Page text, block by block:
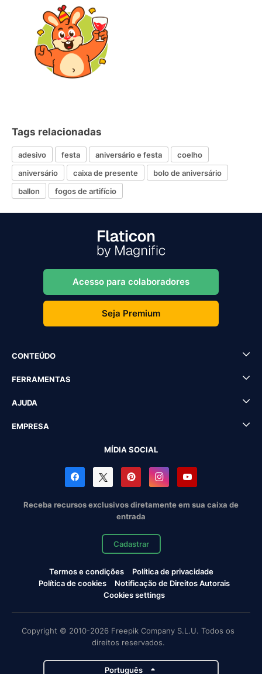
Tags relacionadas
adesivo festa aniversário e festa
coelho
aniversário
caixa de presente
bolo de aniversário
ballon
fogos de artifício
Acesso para colaboradores
Seja Premium
CONTEÚDO
FERRAMENTAS
AJUDA
EMPRESA
MÍDIA SOCIAL
Receba recursos exclusivos diretamente em sua caixa de
entrada
Cadastrar
Termos e condições
Política de privacidade
Política de cookies
Notificação de Direitos Autorais
Cookies settings
Copyright © 2010-2026 Freepik Company S.L.U. Todos os
direitos reservados.
Português